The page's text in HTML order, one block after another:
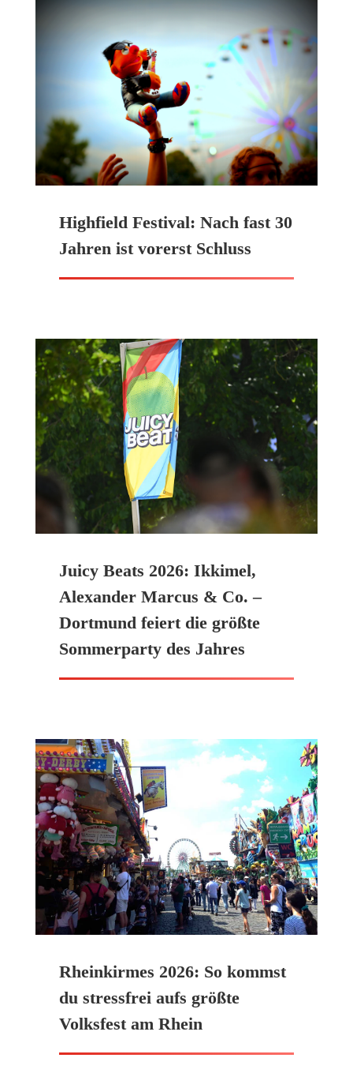
Highfield Festival: Nach fast 30
Jahren ist vorerst Schluss
Juicy Beats 2026: Ikkimel,
Alexander Marcus & Co. –
Dortmund feiert die größte
Sommerparty des Jahres
Rheinkirmes 2026: So kommst
du stressfrei aufs größte
Volksfest am Rhein